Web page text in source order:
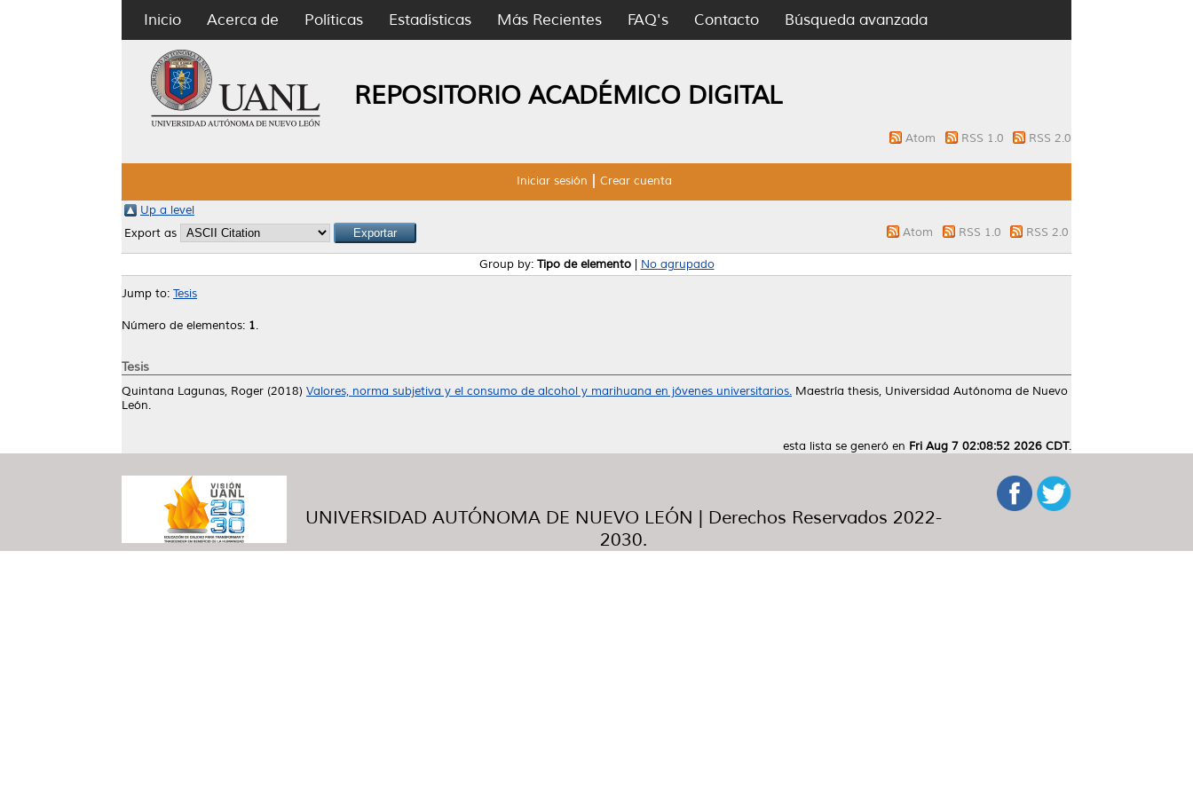
Inicio Acerca de Políticas Estadísticas Más Recientes FAQ's Contacto Búsqueda avanzada
REPOSITORIO ACADÉMICO DIGITAL
Atom RSS 1.0 RSS 2.0
Iniciar sesión Crear cuenta
Up a level
Export as
Atom RSS 1.0 RSS 2.0
Group by: Tipo de elemento| No agrupado
Jump to: Tesis
Número de elementos: 1.
Tesis
Quintana Lagunas, Roger (2018) Valores, norma subjetiva y el consumo de alcohol y marihuana en jóvenes universitarios. Maestría thesis, Universidad Autónoma de Nuevo
León.
esta lista se generó en Fri Aug 7 02:08:52 2026 CDT.
UNIVERSIDAD AUTÓNOMA DE NUEVO LEÓN | Derechos Reservados 2022-
2030.